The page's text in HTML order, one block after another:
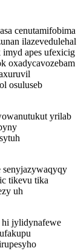
cenutamifobima
ilazevedulehal
apes ufexicig
oxadycavozebam
osuluseb
yrilab
tikevu tika
uh
jylidynafewe